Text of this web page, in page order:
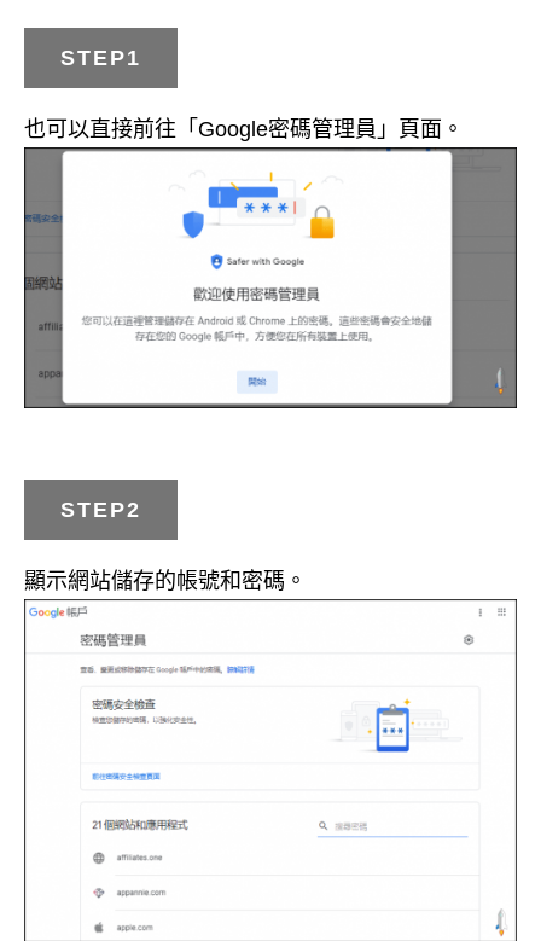
STEP1
也可以直接前往「Google密碼管理員」頁面。
STEP2
顯示網站儲存的帳號和密碼。